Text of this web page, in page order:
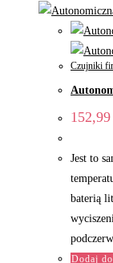
Czujniki
152,99
Jest to
baterią
Dodaj